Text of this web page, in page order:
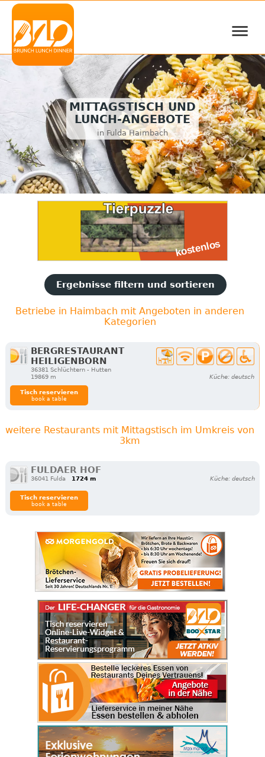
≡
MITTAGSTISCH UND
LUNCH-ANGEBOTE
in Fulda Haimbach
Ergebnisse filtern und sortieren
Betriebe in Haimbach mit Angeboten in anderen
Kategorien
BERGRESTAURANT
HEILIGENBORN
36381 Schlüchtern - Hutten
19869 m
Küche: deutsch
Tisch reservieren
book a table
weitere Restaurants mit Mittagstisch im Umkreis von
3km
FULDAER HOF
36041 Fulda 1724 m Küche: deutsch
Tisch reservieren
book a table